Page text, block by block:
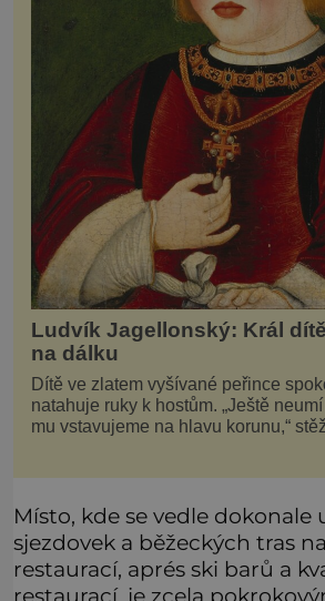
Ludvík Jagellonský: Král
na dálku
Dítě ve zlatem vyšívané peřince
natahuje ruky k hostům. „Ještě
mu vstavujeme na hlavu korunu,“
pro které je k neuvěření, že
Místo, kde se vedle dokonale
sjezdovek a běžeckých tras
restaurací, aprés ski barů a